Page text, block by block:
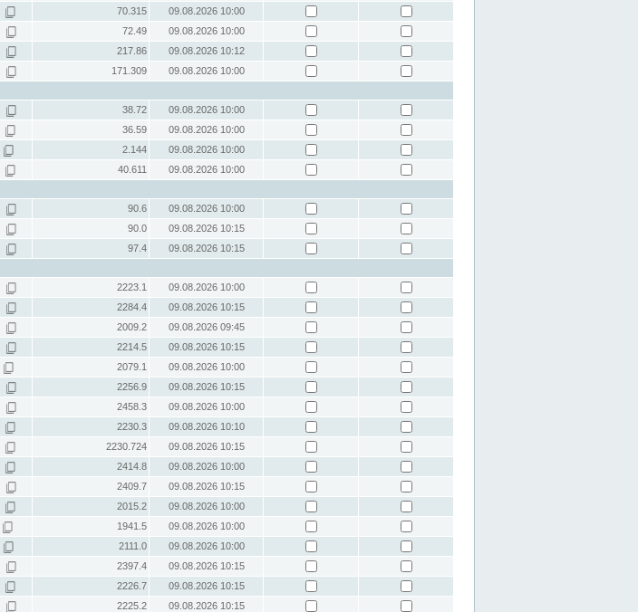
70.315
09.08.2026 10:00
72.49
09.08.2026 10:00
217.86
09.08.2026 10:12
171.309
09.08.2026 10:00
38.72
09.08.2026 10:00
36.59
09.08.2026 10:00
2.144
09.08.2026 10:00
40.611
09.08.2026 10:00
90.6
09.08.2026 10:00
90.0
09.08.2026 10:15
97.4
09.08.2026 10:15
2223.1
09.08.2026 10:00
2284.4
09.08.2026 10:15
2009.2
09.08.2026 09:45
2214.5
09.08.2026 10:15
2079.1
09.08.2026 10:00
2256.9
09.08.2026 10:15
2458.3
09.08.2026 10:00
2230.3
09.08.2026 10:10
2230.724
09.08.2026 10:15
2414.8
09.08.2026 10:00
2409.7
09.08.2026 10:15
2015.2
09.08.2026 10:00
1941.5
09.08.2026 10:00
2111.0
09.08.2026 10:00
2397.4
09.08.2026 10:15
2226.7
09.08.2026 10:15
2225.2
09.08.2026 10:15